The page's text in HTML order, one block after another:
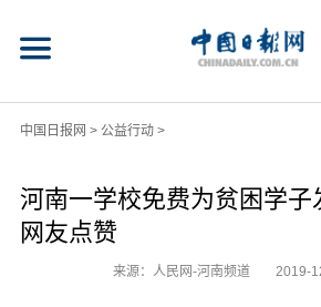
中国日报网 > 公益行动>
河南一学校免费为贫困学子
网友点赞
来源：人民网-河南频道 2019-